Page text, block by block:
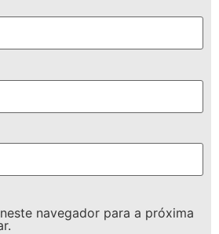
navegador para a próxima